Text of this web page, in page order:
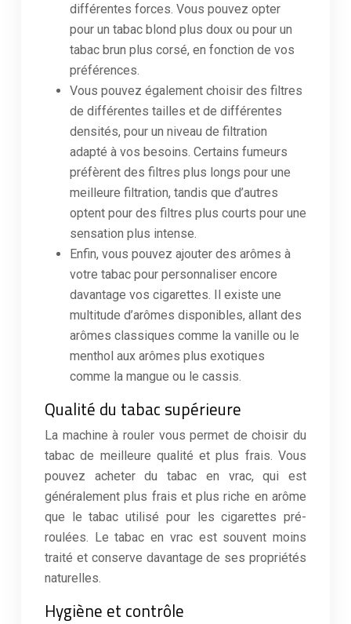
différentes forces. Vous pouvez opter
pour un tabac blond plus doux ou pour un
tabac brun plus corsé, en fonction de vos
préférences.
Vous pouvez également choisir des filtres
de différentes tailles et de différentes
densités, pour un niveau de filtration
adapté à vos besoins. Certains fumeurs
préfèrent des filtres plus longs pour une
meilleure filtration, tandis que d’autres
optent pour des filtres plus courts pour une
sensation plus intense.
Enfin, vous pouvez ajouter des arômes à
votre tabac pour personnaliser encore
davantage vos cigarettes. Il existe une
multitude d’arômes disponibles, allant des
arômes classiques comme la vanille ou le
menthol aux arômes plus exotiques
comme la mangue ou le cassis.
Qualité du tabac supérieure
La machine à rouler vous permet de choisir du
tabac de meilleure qualité et plus frais. Vous
pouvez acheter du tabac en vrac, qui est
généralement plus frais et plus riche en arôme
que le tabac utilisé pour les cigarettes pré-
roulées. Le tabac en vrac est souvent moins
traité et conserve davantage de ses propriétés
naturelles.
Hygiène et contrôle